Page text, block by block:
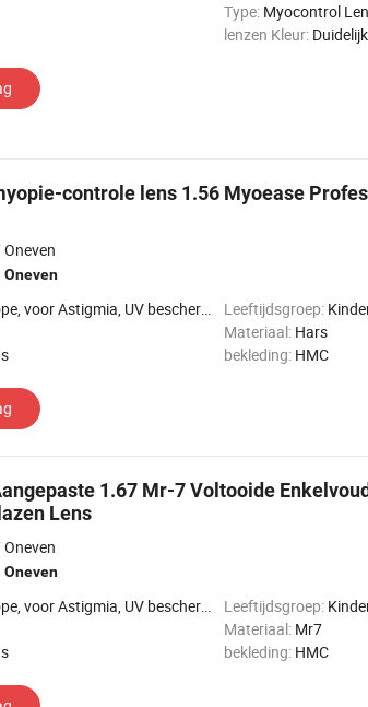
Type: Myocontrol
lenzen Kleur: Duidelijk
controle lens 1.56 Myoease
Oneven
Astigmia, UV bescherming, voor bijziendheid Leeftijdsgroep:
Materiaal: Hars
bekleding: HMC
1.67 Mr-7 Voltooide
Lens
Oneven
Astigmia, UV bescherming, voor bijziendheid Leeftijdsgroep:
Materiaal: Mr7
bekleding: HMC